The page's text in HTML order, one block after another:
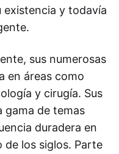
existencia y todavía
sus numerosas
en áreas como
y cirugía. Sus
gama de temas
duradera en
de los siglos. Parte